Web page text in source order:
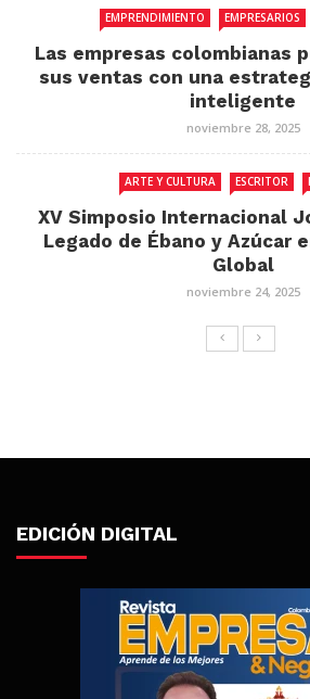
EMPRENDIMIENTO EMPRESARIOS
Las empresas colombianas
sus ventas con una
inteligente
noviembre 28, 2025
ARTE Y CULTURA ESCRITOR
XV Simposio Internacional
Legado de Ébano y Azúcar
Global
noviembre 24, 2025
EDICIÓN DIGITAL